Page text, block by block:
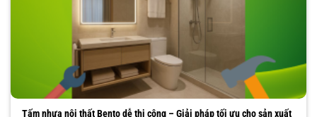
Tấm nhựa nội thất Bento dễ thi công – Giải pháp tối ưu cho sản xuất